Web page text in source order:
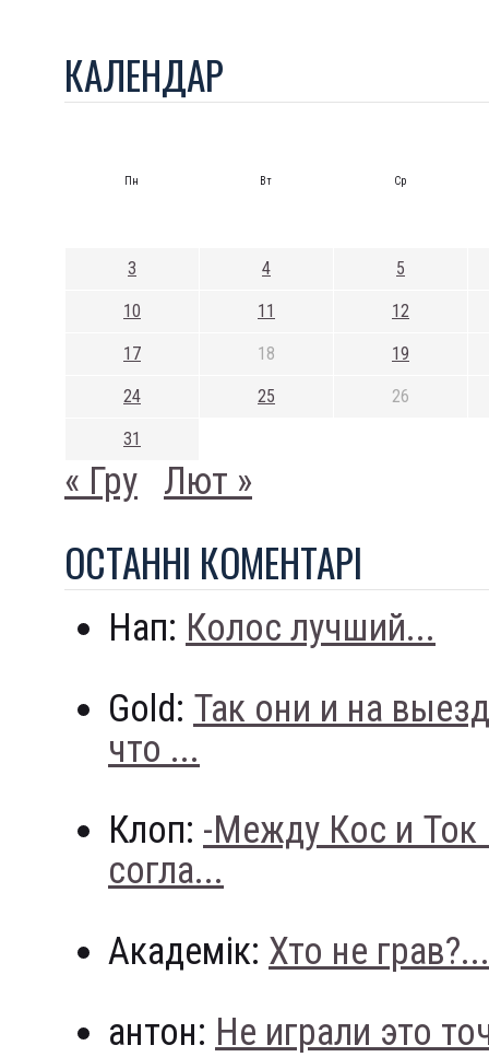
КАЛЕНДАР
Пн Вт Ср
3 4 5
10 11 12
17 18 19
24 25 26
31
« Гру Лют »
ОСТАННI КОМЕНТАРI
Нап: Колос лучший...
Gold: Так они и на
что ...
Клоп: -Между Кос и
согла...
Академік: Хто не грав?...
антон: Не играли это